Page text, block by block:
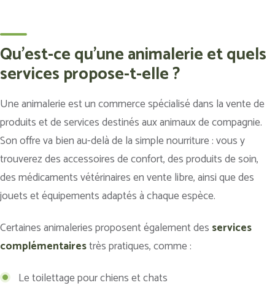
Qu'est-ce qu'une animalerie et quels
services propose-t-elle ?
Une animalerie est un commerce spécialisé dans la vente de
produits et de services destinés aux animaux de compagnie.
Son offre va bien au-delà de la simple nourriture : vous y
trouverez des accessoires de confort, des produits de soin,
des médicaments vétérinaires en vente libre, ainsi que des
jouets et équipements adaptés à chaque espèce.
Certaines animaleries proposent également des services
complémentairestrès pratiques, comme :
Le toilettage pour chiens et chats